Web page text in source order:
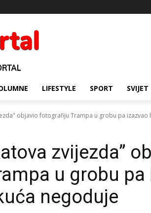
LIFESTYLE SPORT SVIJET
objavio fotografiju Trampa u grobu pa izazvao
zvijezda”
u grobu pa
negoduje